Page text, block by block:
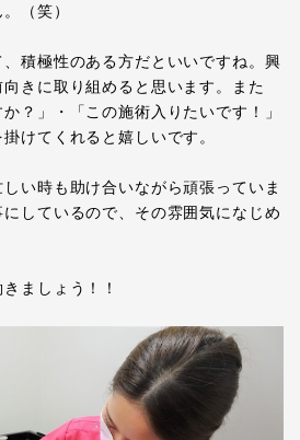
（笑）
積極性のある方だといいですね。興
きに取り組めると思います。また
？」・「この施術入りたいです！」
けてくれると嬉しいです。
い時も助け合いながら頑張っていま
しているので、その雰囲気になじめ
ましょう！！